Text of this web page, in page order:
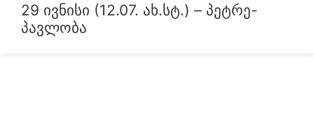
29 ივნისი (12.07. ახ.სტ.) – პეტრე-
პავლობა